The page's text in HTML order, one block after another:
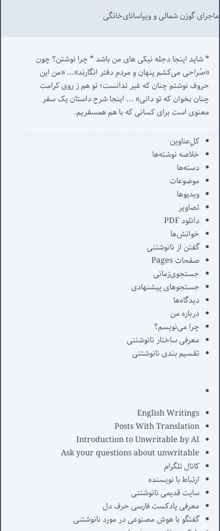
ماجرای گوزن شمالی و‌ ویپاسانای‌خانگی
«صُراحی می‌کشم پنهان‌ و مردم‌ دفتر انگارند»... «
چنان بخوان که تو دانی» ...
معنوی است برای کسانی که با هم همسفریم.
کل‌ِعناوین
خلاصه نوشته‌ها
دسته‌ها
موضوعات
ویدیوها
تصاویر
دانلود PDF
خوانش‌ها
گفتن از نانوشتنی
صفحات Pages
جستجوی‌زمانی
جستجوهای پیشنهادی
دیدگاه‌ها
درباره من
چرا می‌نویسم؟
معرفی‌ ساختار نانوشتنی
تقسیم بندی نانوشتنی
English Writings
Posts With Translation
Introduction to Unwritable by AI
Ask your questions about unwritable
کانال تلگرام
ارتباط با نویسنده
سایت قدیمی نانوشتنی
معرفی پادکست فارسی حرف دل
گفتگو با هوش مصنوعی در مورد نانوشتنی